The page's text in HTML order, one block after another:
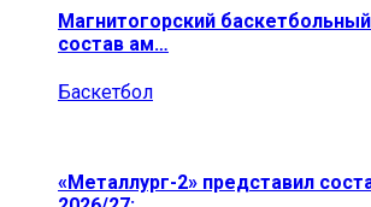
Магнитогорский
состав ам…
Баскетбол
«Металлург-2» представил